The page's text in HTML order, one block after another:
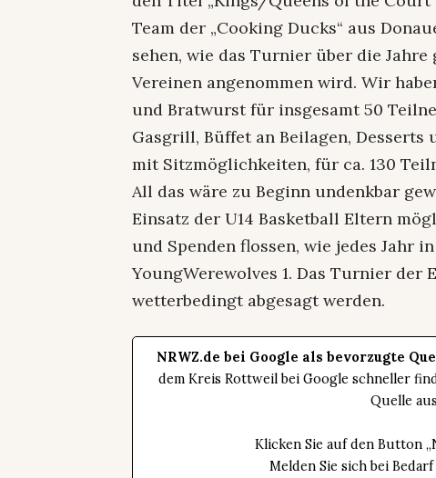
Team der „Cooking Ducks“ aus
sehen, wie das Turnier über die
Vereinen angenommen wird. Wir
und Bratwurst für insgesamt 50
Gasgrill, Büffet an Beilagen,
mit Sitzmöglichkeiten, für ca. 130
All das wäre zu Beginn undenkbar
Einsatz der U14 Basketball Eltern
und Spenden flossen, wie jedes Jahr
YoungWerewolves 1. Das Turnier der
wetterbedingt abgesagt werden.
NRWZ.de bei Google als bevorzugte
dem Kreis Rottweil bei Google schneller
Quelle
Klicken Sie auf den Button
Melden Sie sich bei